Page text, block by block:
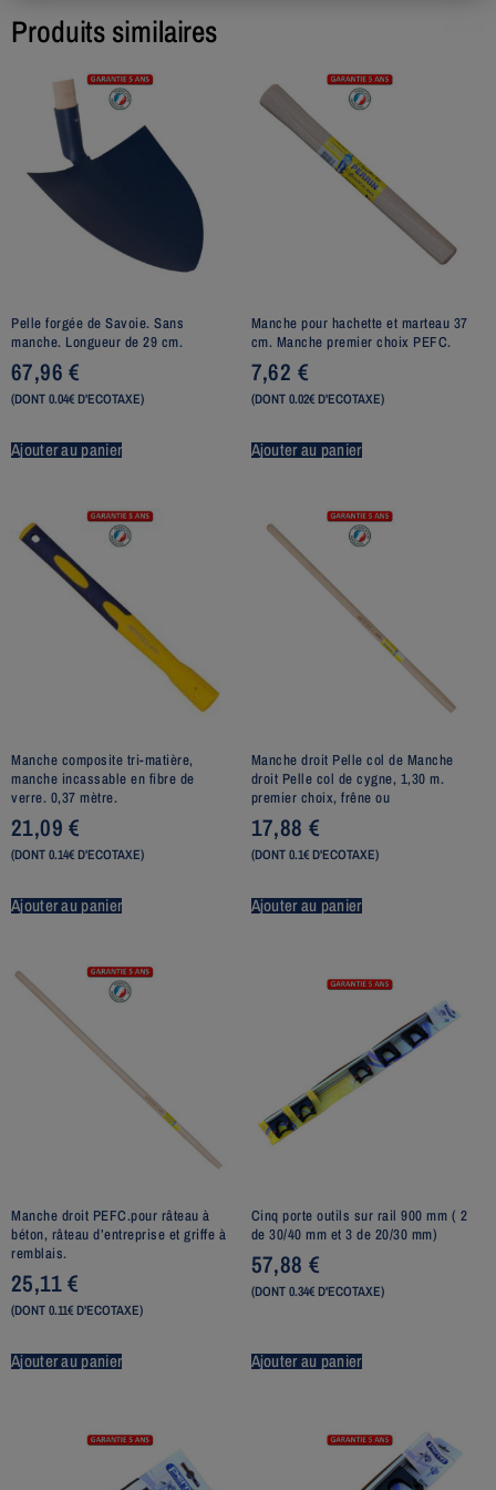
Produits similaires
Pelle forgée de Savoie. Sans
manche. Longueur de 29 cm.
67,96€
(DONT 0.04€ D'ECOTAXE)
Ajouter au panier
Manche pour hachette et marteau 37
cm. Manche premier choix PEFC.
7,62 €
(DONT 0.02€ D'ECOTAXE)
Ajouter au panier
Manche composite tri-matière,
manche incassable en fibre de
verre. 0,37 mètre.
21,09€
(DONT 0.14€ D'ECOTAXE)
Ajouter au panier
Manche droit Pelle col de Manche
droit Pelle col de cygne, 1,30 m.
premier choix, frêne ou
17,88 €
(DONT 0.1€ D'ECOTAXE)
Ajouter au panier
Manche droit PEFC.pour râteau à
béton, râteau d’entreprise et griffe à
remblais.
25,11€
(DONT 0.11€ D'ECOTAXE)
Ajouter au panier
Cinq porte outils sur rail 900 mm ( 2
de 30/40 mm et 3 de 20/30 mm)
57,88 €
(DONT 0.34€ D'ECOTAXE)
Ajouter au panier